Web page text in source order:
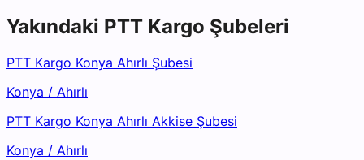
Yakındaki PTT Kargo Şubeleri
PTT Kargo Konya Ahırlı Şubesi
Konya / Ahırlı
PTT Kargo Konya Ahırlı Akkise Şubesi
Konya / Ahırlı